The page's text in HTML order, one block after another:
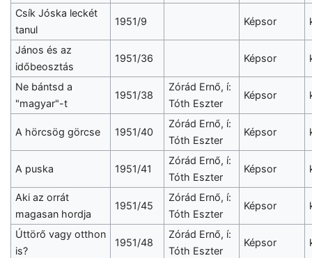
Csík Jóska leckét
tanul
1951/9 Képsor
János és az
időbeosztás
1951/36 Képsor
Ne bántsd a
"magyar"-t
1951/38
Zórád Ernő, í:
Tóth Eszter
Képsor
A hörcsög görcse 1951/40
Zórád Ernő, í:
Tóth Eszter
Képsor
A puska 1951/41
Zórád Ernő, í:
Tóth Eszter
Képsor
Aki az orrát
magasan hordja
1951/45
Zórád Ernő, í:
Tóth Eszter
Képsor
Úttörő vagy otthon
is?
1951/48
Zórád Ernő, í:
Tóth Eszter
Képsor